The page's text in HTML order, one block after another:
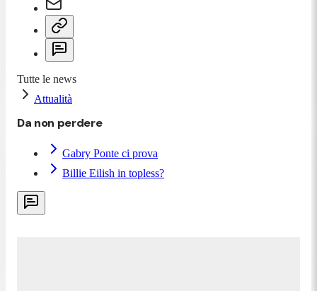
Tutte le news
Attualità
Da non perdere
Gabry Ponte ci prova
Billie Eilish in topless?